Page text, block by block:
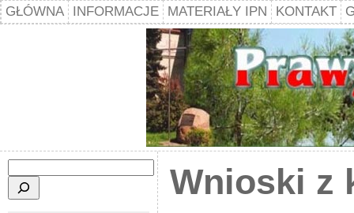
GŁÓWNA INFORMACJE MATERIAŁY IPN KONTAKT
Wnioski z